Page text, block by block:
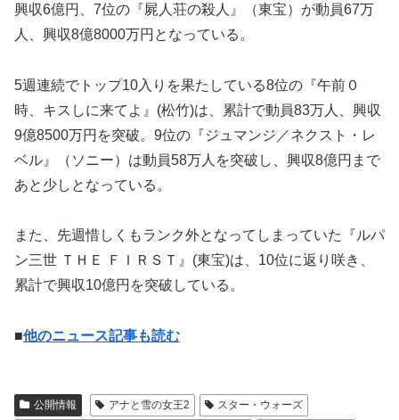
興収6億円、7位の『屍人荘の殺人』（東宝）が動員67万
人、興収8億8000万円となっている。
5週連続でトップ10入りを果たしている8位の『午前０
時、キスしに来てよ』(松竹)は、累計で動員83万人、興収
9億8500万円を突破。9位の『ジュマンジ／ネクスト・レ
ベル』（ソニー）は動員58万人を突破し、興収8億円まで
あと少しとなっている。
また、先週惜しくもランク外となってしまっていた『ルパ
ン三世 ＴＨＥ ＦＩＲＳＴ』(東宝)は、10位に返り咲き、
累計で興収10億円を突破している。
■他のニュース記事も読む
公開情報 アナと雪の女王2
スター・ウォーズ